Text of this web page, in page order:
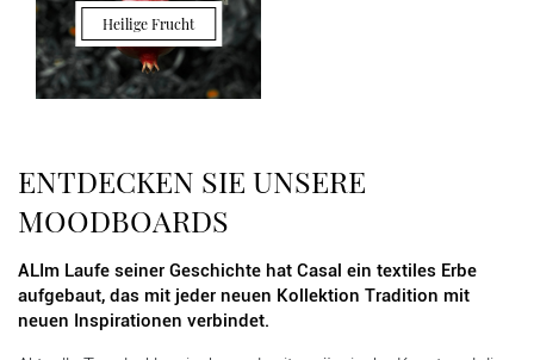
Heilige Frucht
ENTDECKEN SIE UNSERE
MOODBOARDS
ALIm Laufe seiner Geschichte hat Casal ein textiles Erbe
aufgebaut, das mit jeder neuen Kollektion Tradition mit
neuen Inspirationen verbindet.